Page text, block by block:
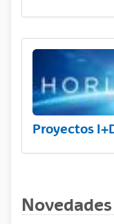
Proyectos